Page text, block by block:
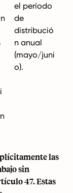
el período
de
distribució
n anual
(mayo/juni
o).
las
sin
47. Estas